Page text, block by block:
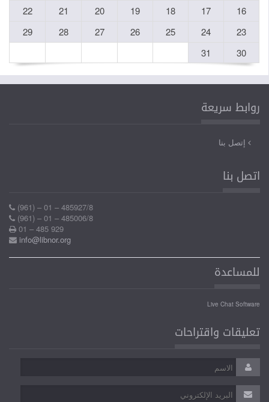
16
17
18
19
20
21
22
23
24
25
26
27
28
29
30
31
روابط سريعة
إتصل بنا
اتصل بنا
(961) – 01 – 485927/8
(961) – 01 – 485006/8
01 – 485 929
info@libnor.org
للمساعدة
Live Chat Software
تعليقات واقتراحات